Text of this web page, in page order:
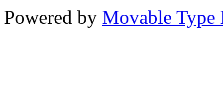
Powered by Movable Type